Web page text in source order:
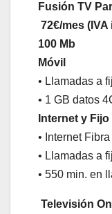
Fusión TV
72€/mes (IVA
100 Mb
Móvil
• Llamadas a
• 1 GB datos
Internet y Fijo
• Internet
• Llamadas a
• 550 min. en
Televisión